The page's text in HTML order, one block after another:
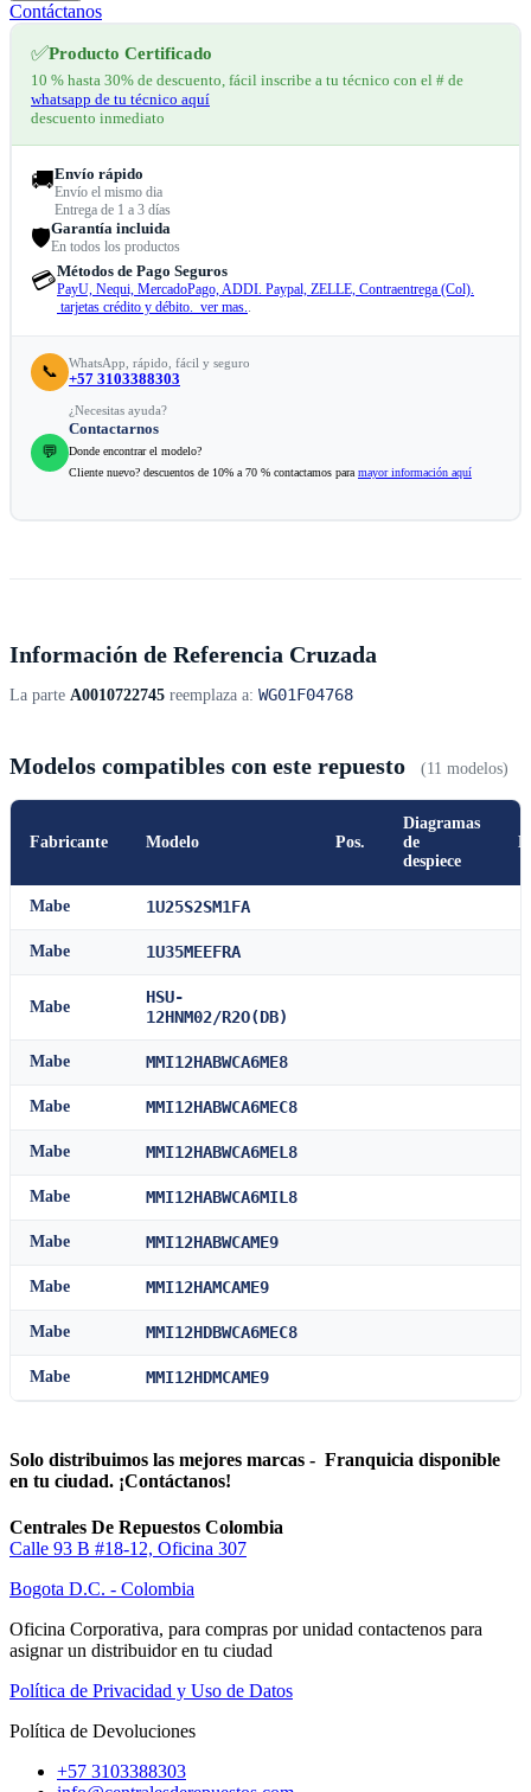
Contáctanos
✅Producto Certificado
10 % hasta 30% de descuento, fácil inscribe a tu técnico con el # de
whatsapp de tu técnico aquí
descuento inmediato
🚚Envío rápido
Envío el mismo dia
Entrega de 1 a 3 días
🛡️Garantía incluida
En todos los productos
💳Métodos de Pago Seguros
PayU, Nequi, MercadoPago, ADDI. Paypal, ZELLE, Contraentrega (Col).
tarjetas crédito y débito. ver mas..
📞 WhatsApp, rápido, fácil y seguro
+57 3103388303
💬
¿Necesitas ayuda?
Contactarnos
Donde encontrar el modelo?
Cliente nuevo? descuentos de 10% a 70 % contactamos para mayor información aquí
Información de Referencia Cruzada
La parte A0010722745 reemplaza a: WG01F04768
Modelos compatibles con este repuesto (11 modelos)
Fabricante Modelo Pos.
Diagramas
de
despiece
Mabe 1U25S2SM1FA
Mabe 1U35MEEFRA
Mabe
HSU-
12HNM02/R2O(DB)
Mabe MMI12HABWCA6ME8
Mabe MMI12HABWCA6MEC8
Mabe MMI12HABWCA6MEL8
Mabe MMI12HABWCA6MIL8
Mabe MMI12HABWCAME9
Mabe MMI12HAMCAME9
Mabe MMI12HDBWCA6MEC8
Mabe MMI12HDMCAME9
Solo distribuimos las mejores marcas - Franquicia disponible
en tu ciudad. ¡Contáctanos!
Centrales De Repuestos Colombia
Calle 93 B #18-12, Oficina 307
Bogota D.C. - Colombia
Oficina Corporativa, para compras por unidad contactenos para
asignar un distribuidor en tu ciudad
Política de Privacidad y Uso de Datos
Política de Devoluciones
+57 3103388303